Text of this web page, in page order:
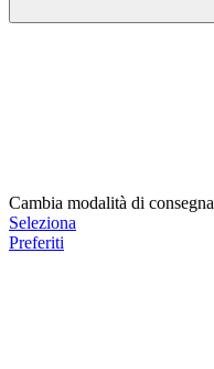
Cambia modalità di consegna
Seleziona
Preferiti